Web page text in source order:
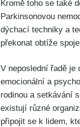
Kromě toho se také
Parkinsonovou
dýchací techniky a
překonat obtíže
V neposlední řadě je
emocionální a
rodinou a setkávání
existují různé
připojit se k lidem,